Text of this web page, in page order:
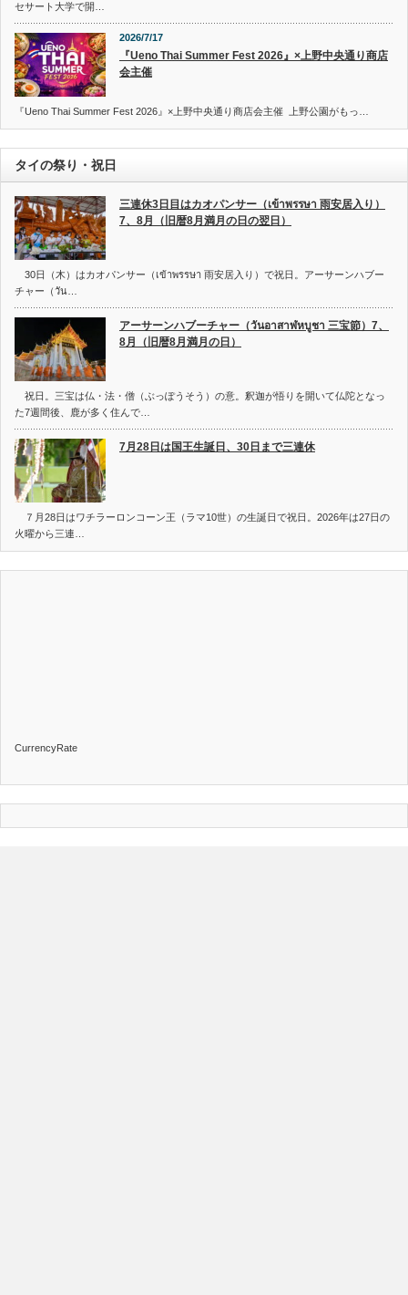
セサート大学で開…
2026/7/17
『Ueno Thai Summer Fest 2026』×上野中央通り商店
会主催
『Ueno Thai Summer Fest 2026』×上野中央通り商店会主催 上野公園がもっ…
タイの祭り・祝日
三連休3日目はカオパンサー（เข้าพรรษา 雨安居入り）
7、8月（旧暦8月満月の日の翌日）
30日（木）はカオパンサー（เข้าพรรษา 雨安居入り）で祝日。アーサーンハブー
チャー（วัน…
アーサーンハブーチャー（วันอาสาฬหบูชา 三宝節）7、
8月（旧暦8月満月の日）
祝日。三宝は仏・法・僧（ぶっぽうそう）の意。釈迦が悟りを開いて仏陀となっ
た7週間後、鹿が多く住んで…
7月28日は国王生誕日、30日まで三連休
７月28日はワチラーロンコーン王（ラマ10世）の生誕日で祝日。2026年は27日の
火曜から三連…
CurrencyRate